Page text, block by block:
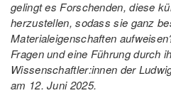
gelingt es Forschenden, diese
herzustellen, sodass sie ganz
Materialeigenschaften
Fragen und eine Führung durch
Wissenschaftler:innen der
am 12. Juni 2025.